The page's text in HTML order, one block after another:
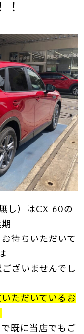
し）はCX-60の
待ちいただいて
ざいませんでし
いただいているお
既に当店でも ご